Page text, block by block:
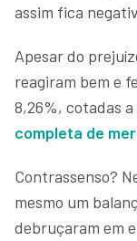
assim fica
Apesar do
reagiram bem e
8,26%, cotadas a
completa de
Contrassenso?
mesmo um
debruçaram em